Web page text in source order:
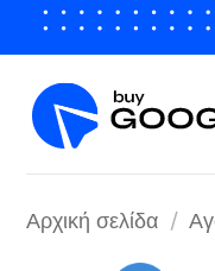
Μετάβαση
Αρχική σελίδα /